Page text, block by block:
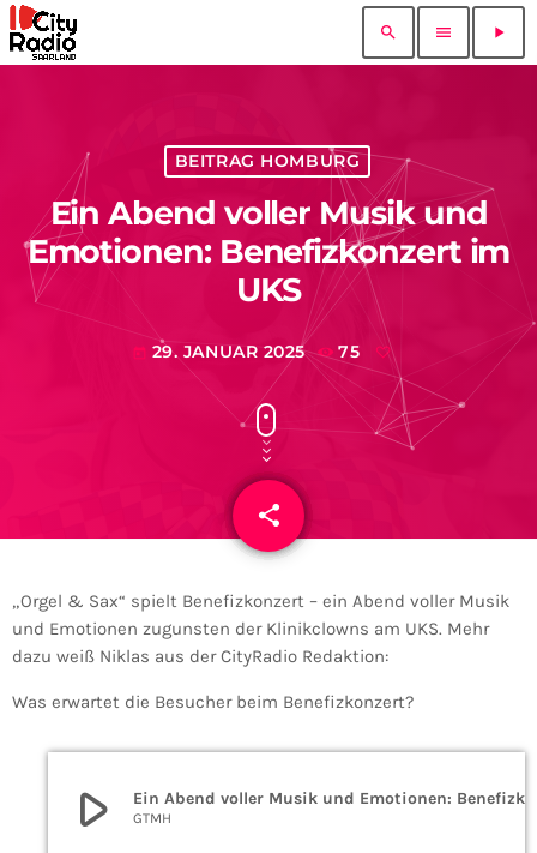
search menu play_arrow
BEITRAG HOMBURG
Ein Abend voller Musik und
Emotionen: Benefizkonzert im
UKS
today 29. JANUAR 2025 75
share
email
„Orgel & Sax“ spielt Benefizkonzert – ein Abend voller Musik
und Emotionen zugunsten der Klinikclowns am UKS. Mehr
dazu weiß Niklas aus der CityRadio Redaktion:
Was erwartet die Besucher beim Benefizkonzert?
play_arrow GTMH